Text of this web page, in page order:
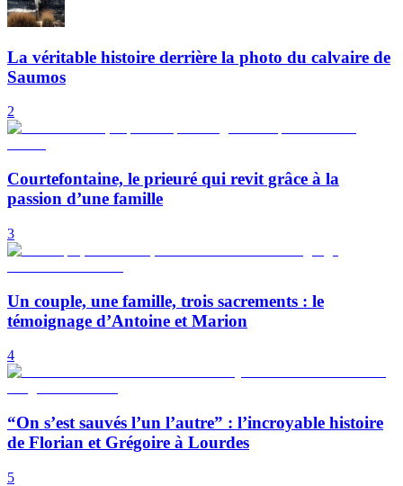
La véritable histoire derrière la photo du calvaire de
Saumos
2
Courtefontaine, le prieuré qui revit grâce à la
passion d’une famille
3
Un couple, une famille, trois sacrements : le
témoignage d’Antoine et Marion
4
“On s’est sauvés l’un l’autre” : l’incroyable histoire
de Florian et Grégoire à Lourdes
5